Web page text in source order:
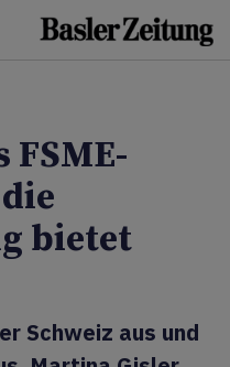
FSME-
bietet
Schweiz aus und